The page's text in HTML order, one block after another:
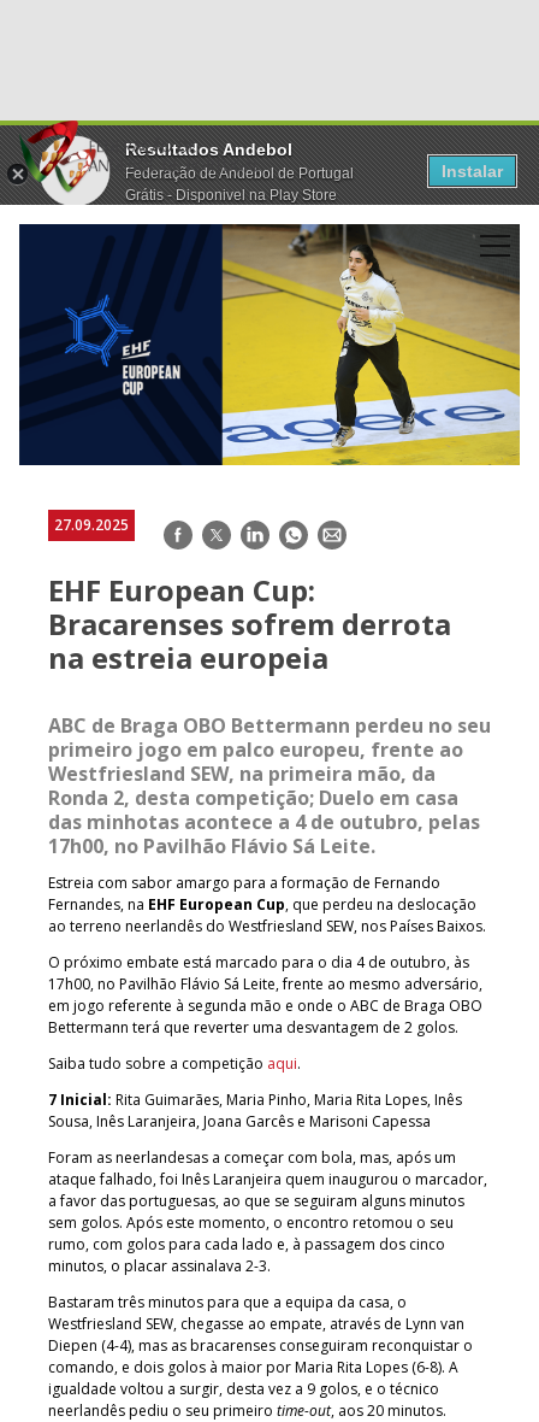
Resultados Andebol
Federação de Andebol de Portugal
Grátis - Disponivel na Play Store
Instalar
27.09.2025 Facebook
TwitterLinkedInWhatsApp
E-
EHF European Cup:
Bracarenses sofrem derrota
na estreia europeia
ABC de Braga OBO Bettermann perdeu no seu
primeiro jogo em palco europeu, frente ao
Westfriesland SEW, na primeira mão, da
Ronda 2, desta competição; Duelo em casa
das minhotas acontece a 4 de outubro, pelas
17h00, no Pavilhão Flávio Sá Leite.
Estreia com sabor amargo para a formação de Fernando
Fernandes, na EHF European Cup, que perdeu na deslocação
ao terreno neerlandês do Westfriesland SEW, nos Países Baixos.
O próximo embate está marcado para o dia 4 de outubro, às
17h00, no Pavilhão Flávio Sá Leite, frente ao mesmo adversário,
em jogo referente à segunda mão e onde o ABC de Braga OBO
Bettermann terá que reverter uma desvantagem de 2 golos.
Saiba tudo sobre a competição aqui.
7 Inicial: Rita Guimarães, Maria Pinho, Maria Rita Lopes, Inês
Sousa, Inês Laranjeira, Joana Garcês e Marisoni Capessa
Foram as neerlandesas a começar com bola, mas, após um
ataque falhado, foi Inês Laranjeira quem inaugurou o marcador,
a favor das portuguesas, ao que se seguiram alguns minutos
sem golos. Após este momento, o encontro retomou o seu
rumo, com golos para cada lado e, à passagem dos cinco
minutos, o placar assinalava 2-3.
Bastaram três minutos para que a equipa da casa, o
Westfriesland SEW, chegasse ao empate, através de Lynn van
Diepen (4-4), mas as bracarenses conseguiram reconquistar o
comando, e dois golos à maior por Maria Rita Lopes (6-8). A
igualdade voltou a surgir, desta vez a 9 golos, e o técnico
neerlandês pediu o seu primeiro time-out, aos 20 minutos.